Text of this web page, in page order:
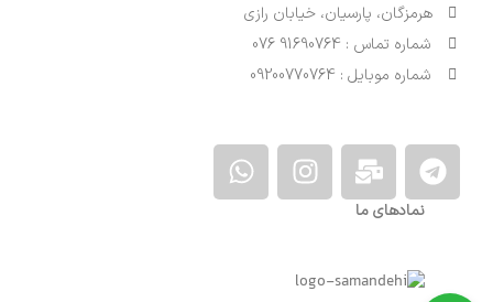
هرمزگان، پارسیان، خیابان رازی
شماره تماس : 91690764 076
شماره موبایل : 09200770764
نمادهای ما